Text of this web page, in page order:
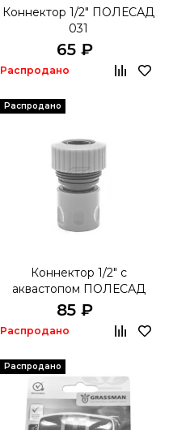
Коннектор 1/2" ПОЛЕСАД
031
65 ₽
Распродано
Распродано
Коннектор 1/2" с
аквастопом ПОЛЕСАД
029
85 ₽
Распродано
Распродано